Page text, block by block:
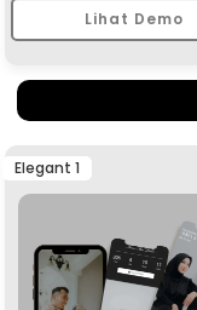
Lihat Demo
Elegant 1